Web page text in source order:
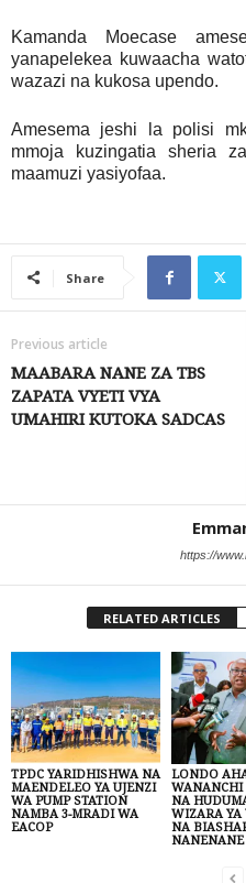
Kamanda Moecase
yanapelekea kuwaacha
wazazi na kukosa upendo.
Amesema jeshi la polisi
mmoja kuzingatia sheria
maamuzi yasiyofaa.
Share
Previous article
MAABARA NANE ZA TBS
ZAPATA VYETI VYA
UMAHIRI KUTOKA SADCAS
https://
RELATED ARTICLES
TPDC YARIDHISHWA NA
MAENDELEO YA UJENZI
WA PUMP STATION
NAMBA 3-MRADI WA
EACOP
LONDO
WANANCHI
NA
WIZARA YA
NA
NANENANE